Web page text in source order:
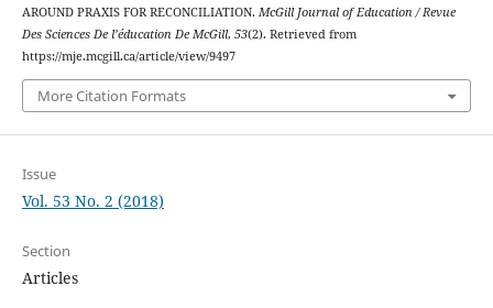
AROUND PRAXIS FOR RECONCILIATION. McGill Journal of Education / Revue
Des Sciences De l’éducation De McGill, 53(2). Retrieved from
https://mje.mcgill.ca/article/view/9497
More Citation Formats
Issue
Vol. 53 No. 2 (2018)
Section
Articles